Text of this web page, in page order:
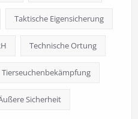
Taktische Eigensicherung
Technische Ortung
Tierseuchenbekämpfung
Sicherheit